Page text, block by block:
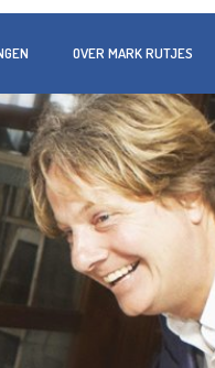
OVER MARK RUTJES